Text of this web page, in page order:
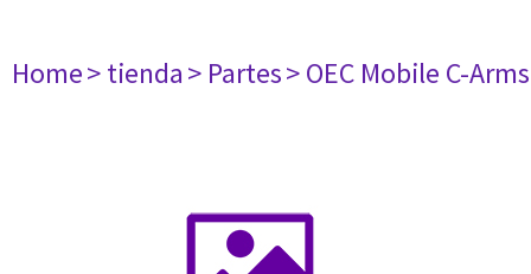
Home> tienda> Partes> OEC Mobile C-Arms